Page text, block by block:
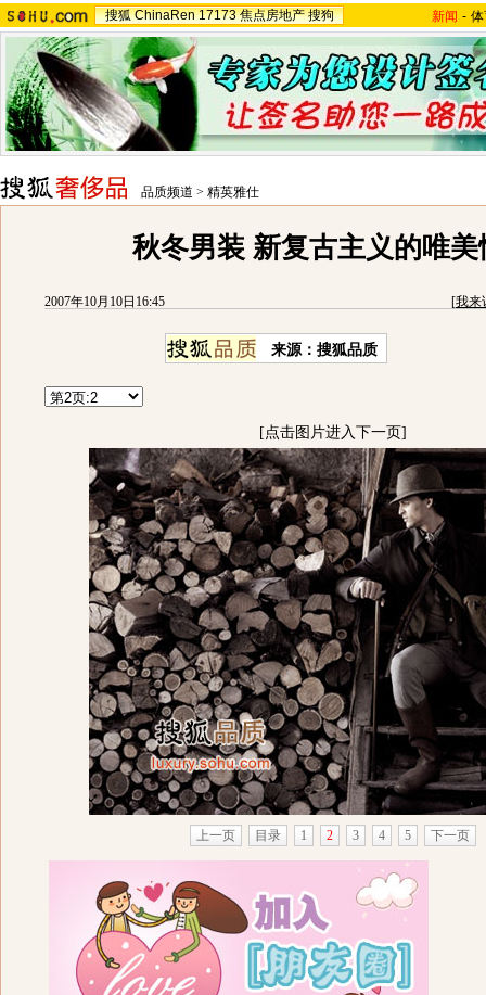
搜狐 ChinaRen 17173 焦点房地产 搜狗 新闻 -
品质频道 > 精英雅仕
秋冬男装 新复古主义的唯美
2007年10月10日16:45 [我来
来源：搜狐品质
[点击图片进入下一页]
上一页 目录 1 2 3 4 5 下一页